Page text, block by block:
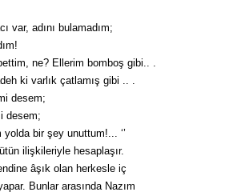
var, adını bulamadım;
ne? Ellerim bomboş gibi.. .
ki varlık çatlamış gibi .. .
desem;
desem;
bir şey unuttum!... ‘’
ilişkileriyle hesaplaşır.
âşık olan herkesle iç
Bunlar arasında Nazım